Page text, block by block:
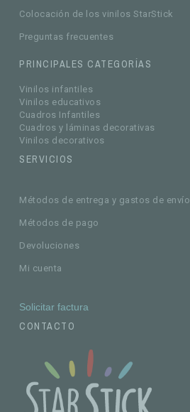
Colocación de los vinilos StarStick
Preguntas frecuentes
PRINCIPALES CATEGORÍAS
Vinilos infantiles
Vinilos educativos
Cuadros Infantiles
Cuadros y láminas decorativas
Vinilos decorativos
SERVICIOS
Métodos de entrega y gastos de envío
Métodos de pago
Devoluciones
Mi cuenta
Solicitar factura
CONTACTO